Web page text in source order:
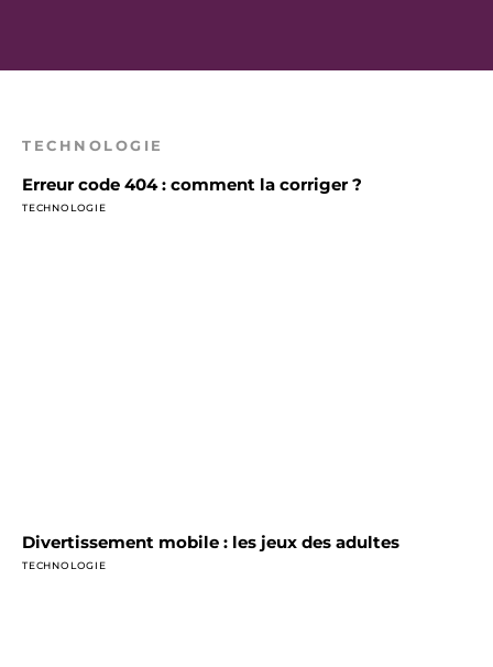
TECHNOLOGIE
Erreur code 404 : comment la corriger ?
TECHNOLOGIE
Divertissement mobile : les jeux des adultes
TECHNOLOGIE